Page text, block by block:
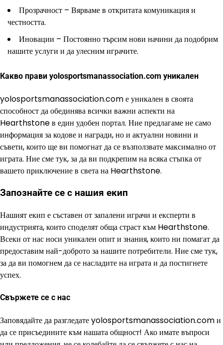
Прозрачност – Вярваме в откритата комуникация и
честността.
Иновации – Постоянно търсим нови начини да подобрим
нашите услуги и да улесним играчите.
Какво прави yolosportsmanassociation.com уникален
yolosportsmanassociation.com е уникален в своята
способност да обединява всички важни аспекти на
Hearthstone в един удобен портал. Ние предлагаме не само
информация за кодове и награди, но и актуални новини и
съвети, които ще ви помогнат да се възползвате максимално от
играта. Ние сме тук, за да ви подкрепим на всяка стъпка от
вашето приключение в света на Hearthstone.
Запознайте се с нашия екип
Нашият екип е съставен от запалени играчи и експерти в
индустрията, които споделят обща страст към Hearthstone.
Всеки от нас носи уникален опит и знания, които ни помагат да
предоставим най-доброто за нашите потребители. Ние сме тук,
за да ви помогнем да се насладите на играта и да постигнете
успех.
Свържете се с нас
Заповядайте да разгледате yolosportsmanassociation.com и
да се присъедините към нашата общност! Ако имате въпроси